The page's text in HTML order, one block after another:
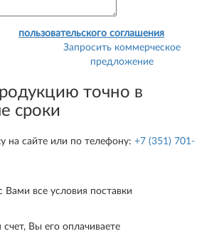
пользовательского соглашения
Запросить коммерческое
предложение
точно в
сроки
на сайте или по телефону: +7 (351) 701-
все условия поставки
Вы его оплачиваете